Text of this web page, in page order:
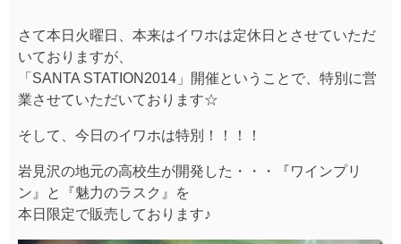
さて本日火曜日、本来はイワホは定休日とさせていただ
いておりますが、
「SANTA STATION2014」開催ということで、特別に営
業させていただいております☆
そして、今日のイワホは特別！！！！
岩見沢の地元の高校生が開発した・・・『ワインプリ
ン』と『魅力のラスク』を
本日限定で販売しております♪